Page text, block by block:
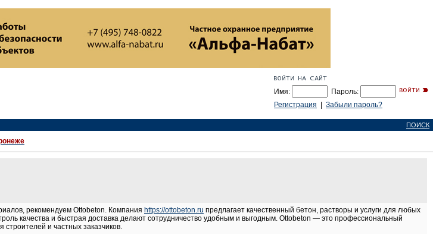
Имя:
Пароль:
Регистрация
Забыли пароль?
ПОИСК
рекомендуем Ottobeton. Компания https://ottobeton.ru предлагает качественный бетон, растворы и услуги для любых
качества и быстрая доставка делают сотрудничество удобным и выгодным. Ottobeton — это профессиональный
строителей и частных заказчиков.